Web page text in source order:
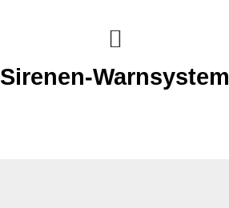
Sirenen-Warnsystem